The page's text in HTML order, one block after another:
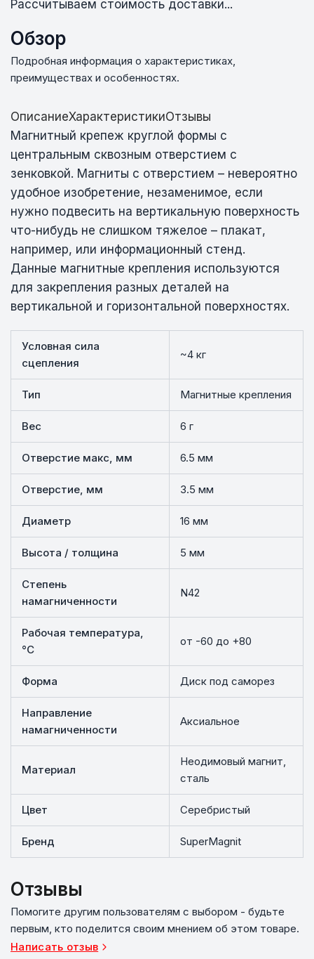
Рассчитываем стоимость доставки...
Обзор
Подробная информация о характеристиках,
преимуществах и особенностях.
ОписаниеХарактеристикиОтзывы
Магнитный крепеж круглой формы с
центральным сквозным отверстием с
зенковкой. Магниты с отверстием – невероятно
удобное изобретение, незаменимое, если
нужно подвесить на вертикальную поверхность
что-нибудь не слишком тяжелое – плакат,
например, или информационный стенд.
Данные магнитные крепления используются
для закрепления разных деталей на
вертикальной и горизонтальной поверхностях.
Условная сила
сцепления
~4 кг
Тип Магнитные крепления
Вес 6 г
Отверстие макс, мм 6.5 мм
Отверстие, мм 3.5 мм
Диаметр 16 мм
Высота / толщина 5 мм
Степень
намагниченности
N42
Рабочая температура,
°C
от -60 до +80
Форма Диск под саморез
Направление
намагниченности
Аксиальное
Материал
Неодимовый магнит,
сталь
Цвет Серебристый
Бренд SuperMagnit
Отзывы
Помогите другим пользователям с выбором - будьте
первым, кто поделится своим мнением об этом товаре.
Написать отзыв